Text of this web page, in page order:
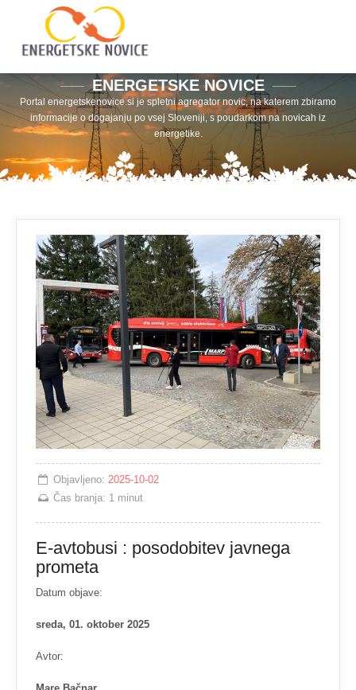
ENERGETSKE NOVICE
Portal energetskenovice.si je spletni agregator novic, na katerem zbiramo
informacije o dogajanju po vsej Sloveniji, s poudarkom na novicah iz
energetike.
Objavljeno: 2025-10-02
Čas branja: 1 minut
E-avtobusi : posodobitev javnega
prometa
Datum objave:
sreda, 01. oktober 2025
Avtor:
Mare Bačnar